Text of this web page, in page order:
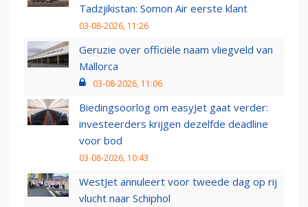
Tadzjikistan: Somon Air eerste klant
03-08-2026, 11:26
Geruzie over officiële naam vliegveld van
Mallorca
03-08-2026, 11:06
Biedingsoorlog om easyJet gaat verder:
investeerders krijgen dezelfde deadline
voor bod
03-08-2026, 10:43
WestJet annuleert voor tweede dag op rij
vlucht naar Schiphol